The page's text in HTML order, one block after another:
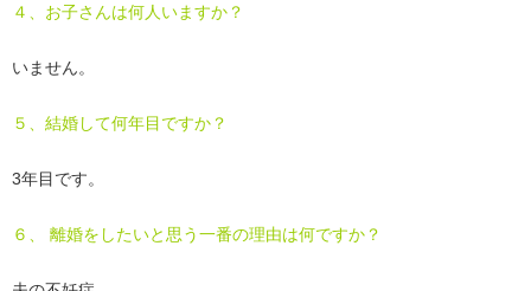
４、お子さんは何人いますか？
いません。
５、結婚して何年目ですか？
3年目です。
６、 離婚をしたいと思う一番の理由は何ですか？